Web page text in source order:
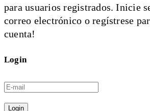
para usuarios registrados. Inicie
correo electrónico o regístrese
cuenta!
Login
Login